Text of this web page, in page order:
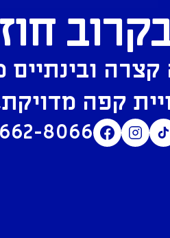
ובינתיים
קפה
8066